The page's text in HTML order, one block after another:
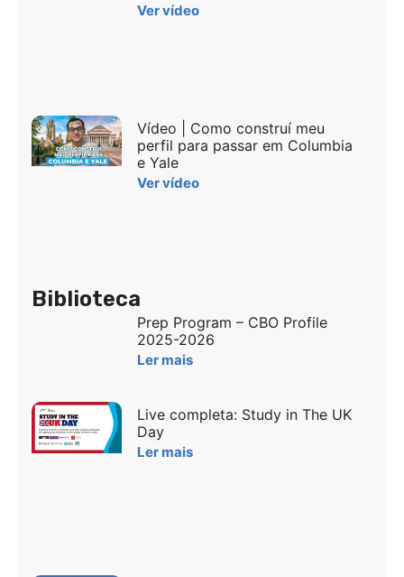
Ver vídeo
Vídeo | Como construí meu
perfil para passar em Columbia
e Yale
Ver vídeo
Biblioteca
Prep Program – CBO Profile
2025-2026
Ler mais
Live completa: Study in The UK
Day
Ler mais